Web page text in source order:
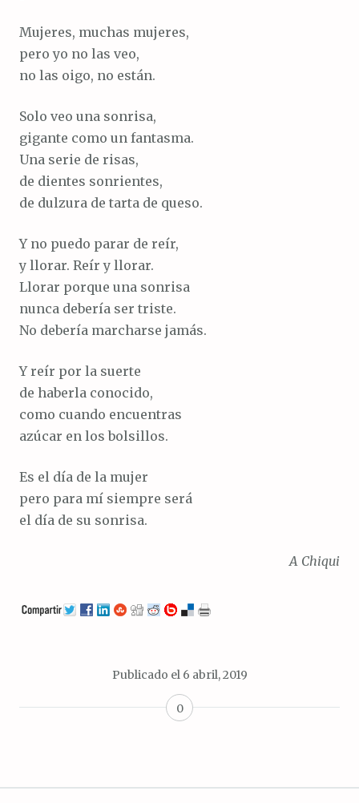
Mujeres, muchas mujeres,
pero yo no las veo,
no las oigo, no están.
Solo veo una sonrisa,
gigante como un fantasma.
Una serie de risas,
de dientes sonrientes,
de dulzura de tarta de queso.
Y no puedo parar de reír,
y llorar. Reír y llorar.
Llorar porque una sonrisa
nunca debería ser triste.
No debería marcharse jamás.
Y reír por la suerte
de haberla conocido,
como cuando encuentras
azúcar en los bolsillos.
Es el día de la mujer
pero para mí siempre será
el día de su sonrisa.
A Chiqui
Publicado el 6 abril, 2019
0